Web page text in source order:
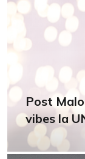
Post
vibes la